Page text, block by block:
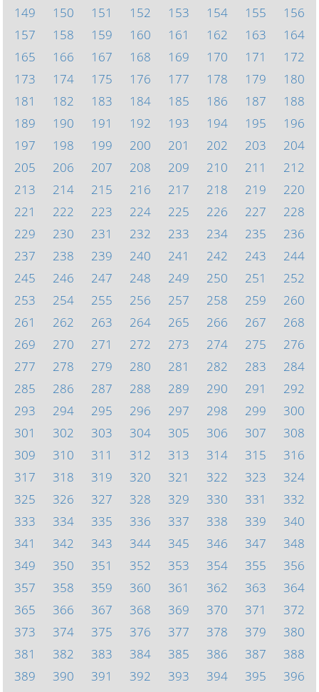
149
150 151 152 153 154 155
156
157
158 159 160 161 162 163
164
165
166 167 168 169 170 171
172
173
174 175 176 177 178 179
180
181
182 183 184 185 186 187
188
189
190 191 192 193 194 195
196
197
198 199 200 201 202 203
204
205
206 207 208 209 210 211
212
213
214 215 216 217 218 219
220
221
222 223 224 225 226 227
228
229
230 231 232 233 234 235
236
237
238 239 240 241 242 243
244
245
246 247 248 249 250 251
252
253
254 255 256 257 258 259
260
261
262 263 264 265 266 267
268
269
270 271 272 273 274 275
276
277
278 279 280 281 282 283
284
285
286 287 288 289 290 291
292
293
294 295 296 297 298 299
300
301
302 303 304 305 306 307
308
309
310 311 312 313 314 315
316
317
318 319 320 321 322 323
324
325
326 327 328 329 330 331
332
333
334 335 336 337 338 339
340
341
342 343 344 345 346 347
348
349
350 351 352 353 354 355
356
357
358 359 360 361 362 363
364
365
366 367 368 369 370 371
372
373
374 375 376 377 378 379
380
381
382 383 384 385 386 387
388
389
390 391 392 393 394 395
396